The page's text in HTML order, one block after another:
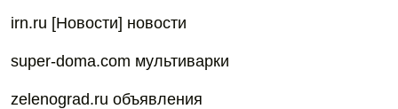
irn.ru [Новости] новости
super-doma.com мультиварки
zelenograd.ru объявления